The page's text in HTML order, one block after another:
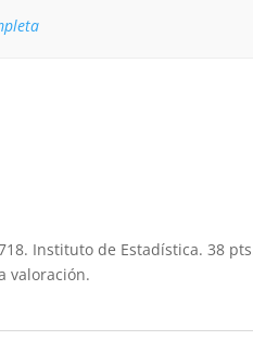
Instituto de Estadística. 38
valoración.